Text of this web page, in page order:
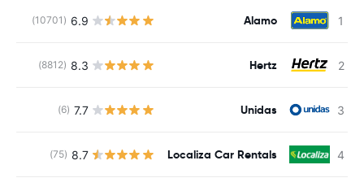
Alamo
6.9
(10701)
Hertz
8.3
(8812)
Unidas
7.7
(6)
Localiza Car Rentals
8.7
(75)